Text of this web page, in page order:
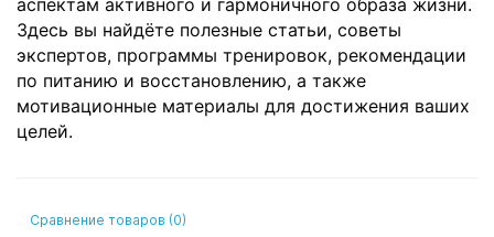
аспектам активного и гармоничного образа жизни.
Здесь вы найдёте полезные статьи, советы
экспертов, программы тренировок, рекомендации
по питанию и восстановлению, а также
мотивационные материалы для достижения ваших
целей.
Сравнение товаров (0)